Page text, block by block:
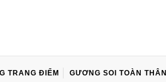
TRANG ĐIỂM GƯƠNG SOI TOÀN THÂN